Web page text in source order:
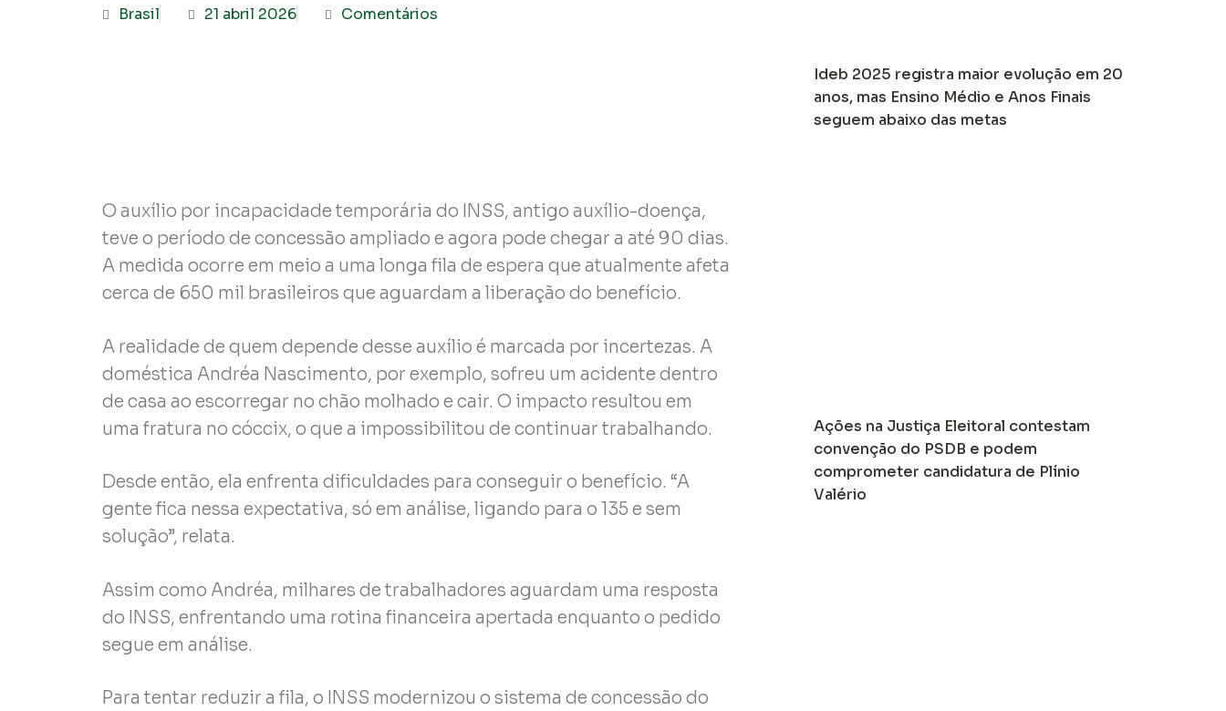
Brasil 21 abril 2026 Comentários
O auxílio por incapacidade temporária do INSS, antigo auxílio-doença,
teve o período de concessão ampliado e agora pode chegar a até 90 dias.
A medida ocorre em meio a uma longa fila de espera que atualmente afeta
cerca de 650 mil brasileiros que aguardam a liberação do benefício.
A realidade de quem depende desse auxílio é marcada por incertezas. A
doméstica Andréa Nascimento, por exemplo, sofreu um acidente dentro
de casa ao escorregar no chão molhado e cair. O impacto resultou em
uma fratura no cóccix, o que a impossibilitou de continuar trabalhando.
Desde então, ela enfrenta dificuldades para conseguir o benefício. “A
gente fica nessa expectativa, só em análise, ligando para o 135 e sem
solução”, relata.
Assim como Andréa, milhares de trabalhadores aguardam uma resposta
do INSS, enfrentando uma rotina financeira apertada enquanto o pedido
segue em análise.
Para tentar reduzir a fila, o INSS modernizou o sistema de concessão do
Ideb 2025 registra maior evolução em 20
anos, mas Ensino Médio e Anos Finais
seguem abaixo das metas
Ações na Justiça Eleitoral contestam
convenção do PSDB e podem
comprometer candidatura de Plínio
Valério